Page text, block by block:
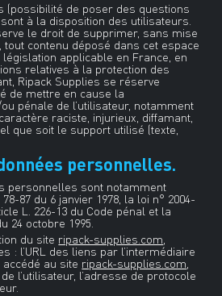
(possibilité de poser des questions
à la disposition des utilisateurs.
le droit de supprimer, sans mise
contenu déposé dans cet espace
applicable en France, en
relatives à la protection des
Ripack Supplies se réserve
de mettre en cause la
pénale de l’utilisateur, notamment
raciste, injurieux, diffamant,
que soit le support utilisé (texte,
personnelles.
personnelles sont notamment
87 du 6 janvier 1978, la loi n° 2004-
L. 226-13 du Code pénal et la
24 octobre 1995.
du site ripack-supplies.com
: l’URL des liens par l’intermédiaire
au site ripack-supplies.com
l’utilisateur, l’adresse de protocole